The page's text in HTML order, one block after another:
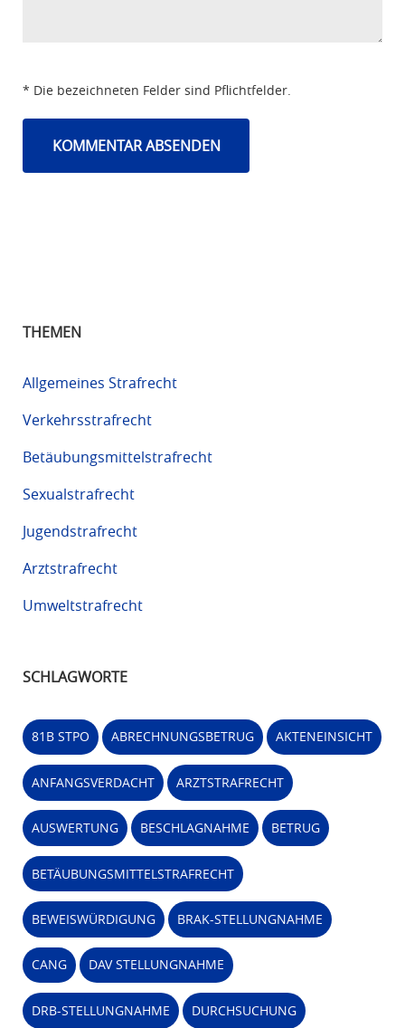
* Die bezeichneten Felder sind Pflichtfelder.
THEMEN
Allgemeines Strafrecht
Verkehrsstrafrecht
Betäubungsmittelstrafrecht
Sexualstrafrecht
Jugendstrafrecht
Arztstrafrecht
Umweltstrafrecht
SCHLAGWORTE
81B STPO ABRECHNUNGSBETRUG AKTENEINSICHT
ANFANGSVERDACHT ARZTSTRAFRECHT
AUSWERTUNG BESCHLAGNAHME BETRUG
BETÄUBUNGSMITTELSTRAFRECHT
BEWEISWÜRDIGUNG BRAK-STELLUNGNAHME
CANG DAV STELLUNGNAHME
DRB-STELLUNGNAHME DURCHSUCHUNG